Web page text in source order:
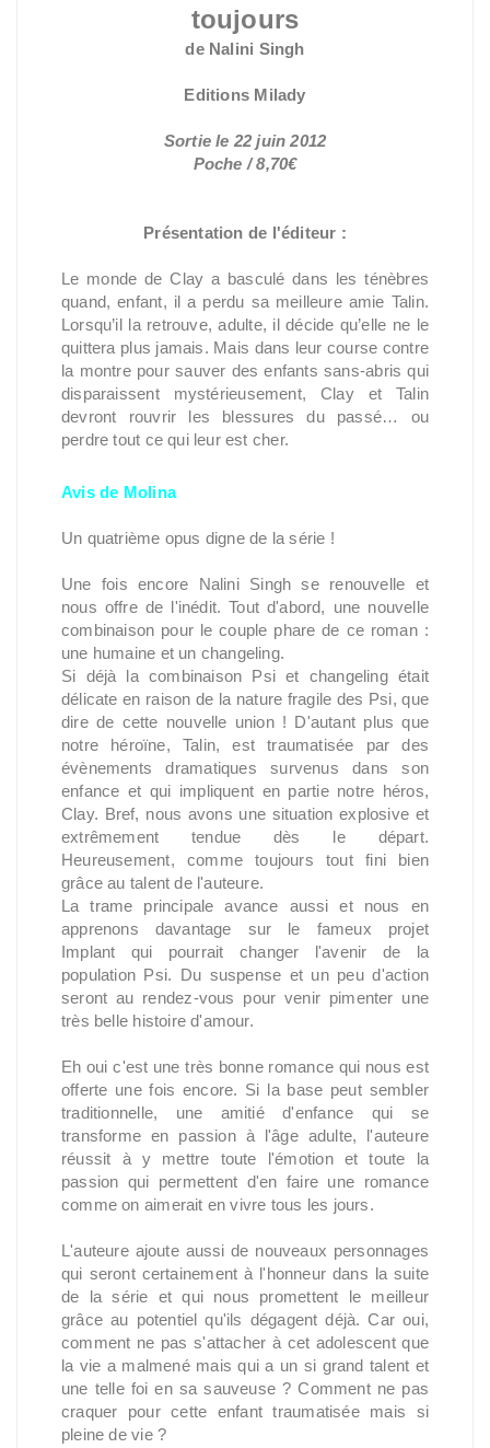
toujours
de Nalini Singh
Editions Milady
Sortie le 22 juin 2012
Poche / 8,70€
Présentation de l'éditeur :
Le monde de Clay a basculé dans les ténèbres
quand, enfant, il a perdu sa meilleure amie Talin.
Lorsqu’il la retrouve, adulte, il décide qu’elle ne le
quittera plus jamais. Mais dans leur course contre
la montre pour sauver des enfants sans-abris qui
disparaissent mystérieusement, Clay et Talin
devront rouvrir les blessures du passé… ou
perdre tout ce qui leur est cher.
Avis de Molina
Un quatrième opus digne de la série !
Une fois encore Nalini Singh se renouvelle et
nous offre de l'inédit. Tout d'abord, une nouvelle
combinaison pour le couple phare de ce roman :
une humaine et un changeling.
Si déjà la combinaison Psi et changeling était
délicate en raison de la nature fragile des Psi, que
dire de cette nouvelle union ! D'autant plus que
notre héroïne, Talin, est traumatisée par des
évènements dramatiques survenus dans son
enfance et qui impliquent en partie notre héros,
Clay. Bref, nous avons une situation explosive et
extrêmement tendue dès le départ.
Heureusement, comme toujours tout fini bien
grâce au talent de l'auteure.
La trame principale avance aussi et nous en
apprenons davantage sur le fameux projet
Implant qui pourrait changer l'avenir de la
population Psi. Du suspense et un peu d'action
seront au rendez-vous pour venir pimenter une
très belle histoire d'amour.
Eh oui c'est une très bonne romance qui nous est
offerte une fois encore. Si la base peut sembler
traditionnelle, une amitié d'enfance qui se
transforme en passion à l'âge adulte, l'auteure
réussit à y mettre toute l'émotion et toute la
passion qui permettent d'en faire une romance
comme on aimerait en vivre tous les jours.
L'auteure ajoute aussi de nouveaux personnages
qui seront certainement à l'honneur dans la suite
de la série et qui nous promettent le meilleur
grâce au potentiel qu'ils dégagent déjà. Car oui,
comment ne pas s'attacher à cet adolescent que
la vie a malmené mais qui a un si grand talent et
une telle foi en sa sauveuse ? Comment ne pas
craquer pour cette enfant traumatisée mais si
pleine de vie ?